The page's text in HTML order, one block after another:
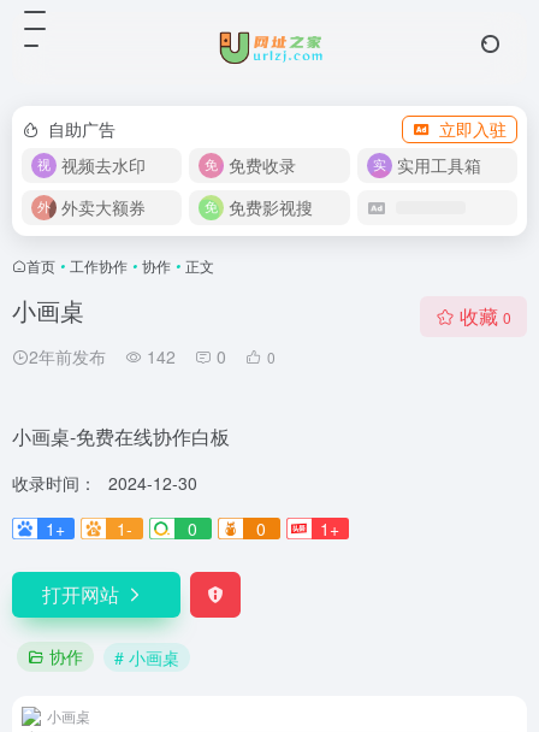
自助广告
立即入驻
视频去水印
免费收录
实用工具箱
外卖大额券
免费影视搜
首页 • 工作协作 • 协作 • 正文
小画桌
2年前发布 142 0 0
收藏 0
小画桌-免费在线协作白板
收录时间：
2024-12-30
1+
1- 0 0 1+
打开网站
协作 # 小画桌
小画桌